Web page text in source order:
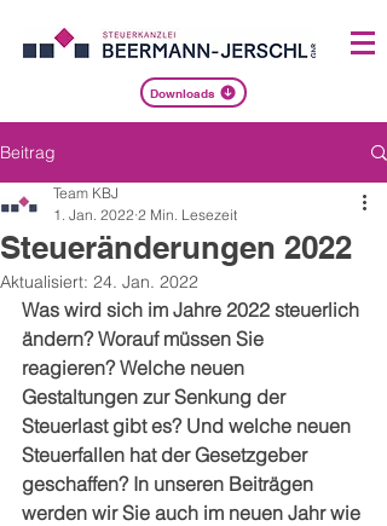
Downloads
Beitrag
Steueränderungen 2022
Team KBJ
1. Jan. 2022 2 Min. Lesezeit
Aktualisiert: 24. Jan. 2022
Was wird sich im Jahre 2022 steuerlich
ändern? Worauf müssen Sie
reagieren? Welche neuen
Gestaltungen zur Senkung der
Steuerlast gibt es? Und welche neuen
Steuerfallen hat der Gesetzgeber
geschaffen? In unseren Beiträgen
werden wir Sie auch im neuen Jahr wie